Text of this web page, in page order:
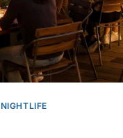
NIGHTLIFE